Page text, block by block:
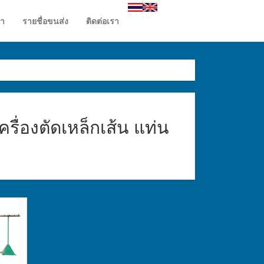
รายชื่อขนส่ง ติดต่อเรา
รื่องตัดเหล็กเส้น แท่น